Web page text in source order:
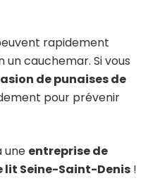
rapidement
cauchemar. Si vous
de punaises de
pour prévenir
une entreprise de
lit Seine-Saint-Denis !